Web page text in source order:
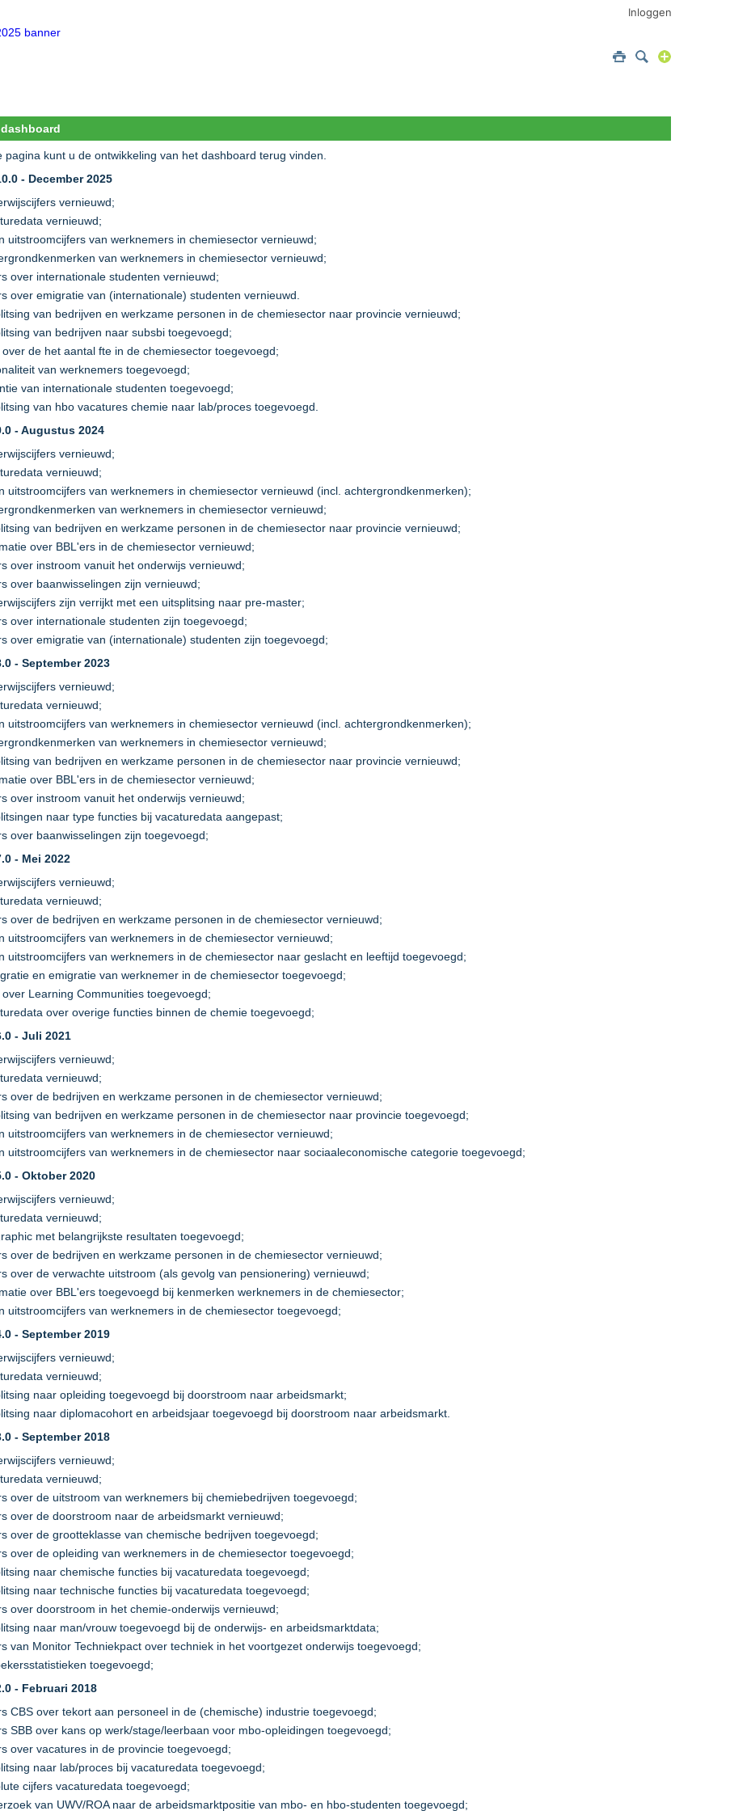
Inloggen
pagina kunt u de ontwikkeling van het dashboard terug vinden.
- December 2025
vernieuwd;
vernieuwd;
uitstroomcijfers van werknemers in chemiesector vernieuwd;
van werknemers in chemiesector vernieuwd;
over internationale studenten vernieuwd;
over emigratie van (internationale) studenten vernieuwd.
van bedrijven en werkzame personen in de chemiesector naar provincie vernieuwd;
van bedrijven naar subsbi toegevoegd;
over de het aantal fte in de chemiesector toegevoegd;
van werknemers toegevoegd;
van internationale studenten toegevoegd;
van hbo vacatures chemie naar lab/proces toegevoegd.
- Augustus 2024
vernieuwd;
vernieuwd;
uitstroomcijfers van werknemers in chemiesector vernieuwd (incl. achtergrondkenmerken);
van werknemers in chemiesector vernieuwd;
van bedrijven en werkzame personen in de chemiesector naar provincie vernieuwd;
over BBL'ers in de chemiesector vernieuwd;
over instroom vanuit het onderwijs vernieuwd;
over baanwisselingen zijn vernieuwd;
zijn verrijkt met een uitsplitsing naar pre-master;
over internationale studenten zijn toegevoegd;
over emigratie van (internationale) studenten zijn toegevoegd;
- September 2023
vernieuwd;
vernieuwd;
uitstroomcijfers van werknemers in chemiesector vernieuwd (incl. achtergrondkenmerken);
van werknemers in chemiesector vernieuwd;
van bedrijven en werkzame personen in de chemiesector naar provincie vernieuwd;
over BBL'ers in de chemiesector vernieuwd;
over instroom vanuit het onderwijs vernieuwd;
naar type functies bij vacaturedata aangepast;
over baanwisselingen zijn toegevoegd;
- Mei 2022
vernieuwd;
vernieuwd;
over de bedrijven en werkzame personen in de chemiesector vernieuwd;
uitstroomcijfers van werknemers in de chemiesector vernieuwd;
uitstroomcijfers van werknemers in de chemiesector naar geslacht en leeftijd toegevoegd;
en emigratie van werknemer in de chemiesector toegevoegd;
over Learning Communities toegevoegd;
over overige functies binnen de chemie toegevoegd;
- Juli 2021
vernieuwd;
vernieuwd;
over de bedrijven en werkzame personen in de chemiesector vernieuwd;
van bedrijven en werkzame personen in de chemiesector naar provincie toegevoegd;
uitstroomcijfers van werknemers in de chemiesector vernieuwd;
uitstroomcijfers van werknemers in de chemiesector naar sociaaleconomische categorie toegevoegd;
- Oktober 2020
vernieuwd;
vernieuwd;
met belangrijkste resultaten toegevoegd;
over de bedrijven en werkzame personen in de chemiesector vernieuwd;
over de verwachte uitstroom (als gevolg van pensionering) vernieuwd;
over BBL'ers toegevoegd bij kenmerken werknemers in de chemiesector;
uitstroomcijfers van werknemers in de chemiesector toegevoegd;
- September 2019
vernieuwd;
vernieuwd;
naar opleiding toegevoegd bij doorstroom naar arbeidsmarkt;
naar diplomacohort en arbeidsjaar toegevoegd bij doorstroom naar arbeidsmarkt.
- September 2018
vernieuwd;
vernieuwd;
over de uitstroom van werknemers bij chemiebedrijven toegevoegd;
over de doorstroom naar de arbeidsmarkt vernieuwd;
over de grootteklasse van chemische bedrijven toegevoegd;
over de opleiding van werknemers in de chemiesector toegevoegd;
naar chemische functies bij vacaturedata toegevoegd;
naar technische functies bij vacaturedata toegevoegd;
over doorstroom in het chemie-onderwijs vernieuwd;
naar man/vrouw toegevoegd bij de onderwijs- en arbeidsmarktdata;
van Monitor Techniekpact over techniek in het voortgezet onderwijs toegevoegd;
toegevoegd;
- Februari 2018
CBS over tekort aan personeel in de (chemische) industrie toegevoegd;
SBB over kans op werk/stage/leerbaan voor mbo-opleidingen toegevoegd;
over vacatures in de provincie toegevoegd;
naar lab/proces bij vacaturedata toegevoegd;
cijfers vacaturedata toegevoegd;
van UWV/ROA naar de arbeidsmarktpositie van mbo- en hbo-studenten toegevoegd;